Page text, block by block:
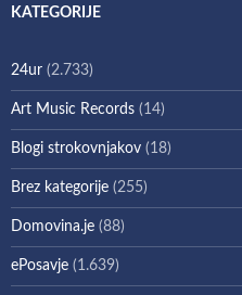
KATEGORIJE
24ur (2.733)
Art Music Records (14)
Blogi strokovnjakov (18)
Brez kategorije (255)
Domovina.je (88)
ePosavje (1.639)